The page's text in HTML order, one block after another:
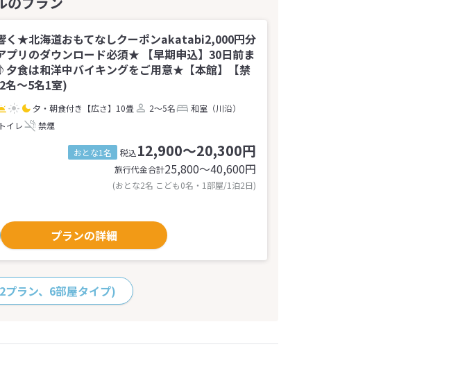
く★北海道おもてなしクーポンakatabi2,000円分
リのダウンロード必須★ 【早期申込】30日前ま
食は和洋中バイキングをご用意★【本館】【禁
名～5名1室)
夕・朝食付き 【広さ】10畳 2～5名
和室（川沿）
トイレ 禁煙
おとな1名 税込12,900～20,300円
旅行代金合計25,800〜40,600円
(おとな2名 こども0名・1部屋/1泊2日)
プランの詳細
プラン、6部屋タイプ)